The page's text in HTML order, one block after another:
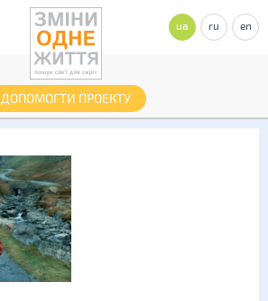
ДОПОМОГТИ ПРОЕКТУ
ua ru en